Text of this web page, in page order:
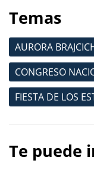
Temas
AURORA
CONGRESO
FIESTA DE LOS
Te puede